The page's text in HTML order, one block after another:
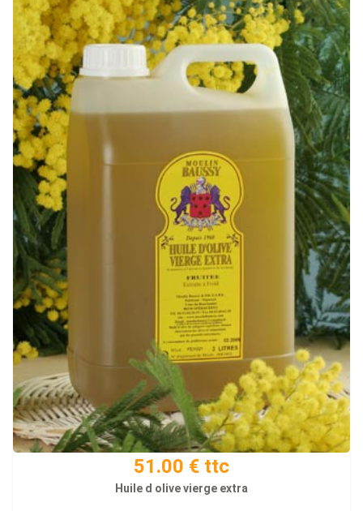
51.00 € ttc
Huile d olive vierge extra